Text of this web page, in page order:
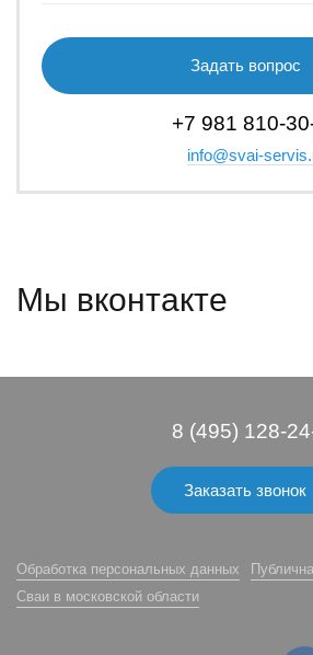
Задать вопрос
+7 981 810-
info@svai-
Мы вконтакте
8 (495) 128-
Заказать звонок
Обработка персональных данных
Сваи в московской области